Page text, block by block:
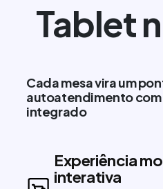
Tablet
Cada mesa vira um
autoatendimento
integrado
Experiência
interativa